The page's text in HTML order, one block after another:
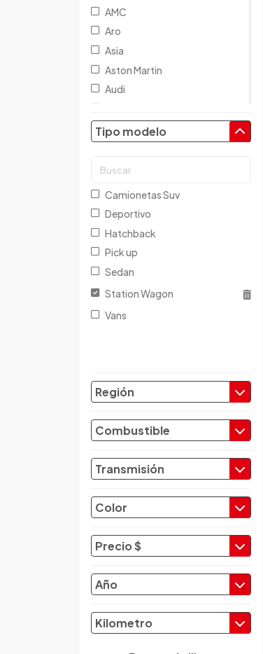
AMC
Aro
Asia
Aston Martin
Audi
Baic
Bentley
Buick
Changan
Changfeng
Chevrolet
Chrysler
Citroen
Cupra
Dacia
Daewoo
Daf
Daihatsu
Datsun
Dayun
Derbi
Dfsk
Dmc
Dodge
Tipo modelo
Camionetas Suv
Deportivo
Hatchback
Pick up
Sedan
Station Wagon
Vans
Región
Combustible
Transmisión
Color
Precio $
Año
Kilometro